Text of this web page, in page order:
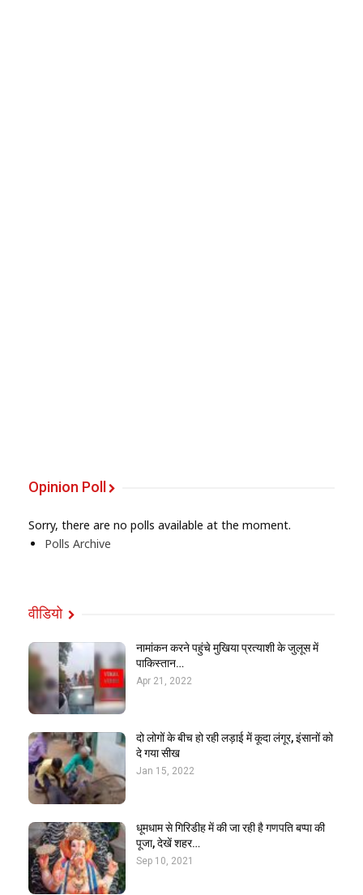
Opinion Poll
Sorry, there are no polls available at the moment.
Polls Archive
वीडियो
नामांकन करने पहुंचे मुखिया प्रत्याशी के जुलूस में
पाकिस्तान…
Apr 21, 2022
दो लोगों के बीच हो रही लड़ाई में कूदा लंगूर, इंसानों को
दे गया सीख
Jan 15, 2022
धूमधाम से गिरिडीह में की जा रही है गणपति बप्पा की
पूजा, देखें शहर…
Sep 10, 2021